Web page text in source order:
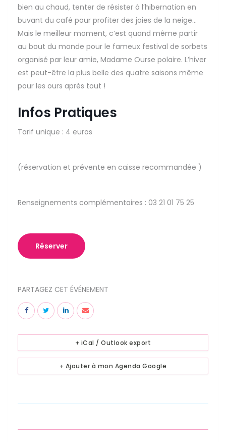
bien au chaud, tenter de résister à l’hibernation en
buvant du café pour profiter des joies de la neige…
Mais le meilleur moment, c’est quand même partir
au bout du monde pour le fameux festival de sorbets
organisé par leur amie, Madame Ourse polaire. L’hiver
est peut-être la plus belle des quatre saisons même
pour les ours après tout !
Infos Pratiques
Tarif unique : 4 euros
(réservation et prévente en caisse recommandée )
Renseignements complémentaires : 03 21 01 75 25
Réserver
PARTAGEZ CET ÉVÉNEMENT
+ Ajouter à mon Agenda Google
+ iCal / Outlook export